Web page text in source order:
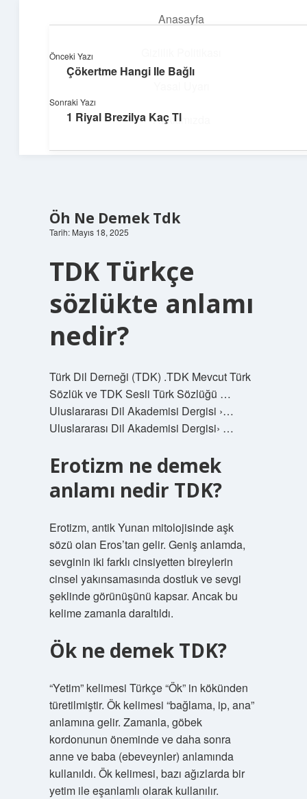
Anasayfa
Hakkımızda
Güneşli Fikir Esintisi
Enerji dolu önerilerle gününü aydınlat!
Öh Ne Demek Tdk
Tarih: Mayıs 18, 2025
TDK Türkçe
sözlükte anlamı
nedir?
Türk Dil Derneği (TDK) .TDK Mevcut Türk
Sözlük ve TDK Sesli Türk Sözlüğü …
Uluslararası Dil Akademisi Dergisi ›…
Uluslararası Dil Akademisi Dergisi› …
Erotizm ne demek
anlamı nedir TDK?
Erotizm, antik Yunan mitolojisinde aşk
sözü olan Eros’tan gelir. Geniş anlamda,
sevginin iki farklı cinsiyetten bireylerin
cinsel yakınsamasında dostluk ve sevgi
şeklinde görünüşünü kapsar. Ancak bu
kelime zamanla daraltıldı.
Ök ne demek TDK?
“Yetim” kelimesi Türkçe “Ök” in kökünden
türetilmiştir. Ök kelimesi “bağlama, ip, ana”
anlamına gelir. Zamanla, göbek
kordonunun öneminde ve daha sonra
anne ve baba (ebeveynler) anlamında
kullanıldı. Ök kelimesi, bazı ağızlarda bir
yetim ile eşanlamlı olarak kullanılır.
Önceki Yazı
Çökertme Hangi Ile Bağlı
Sonraki Yazı
1 Riyal Brezilya Kaç Tl